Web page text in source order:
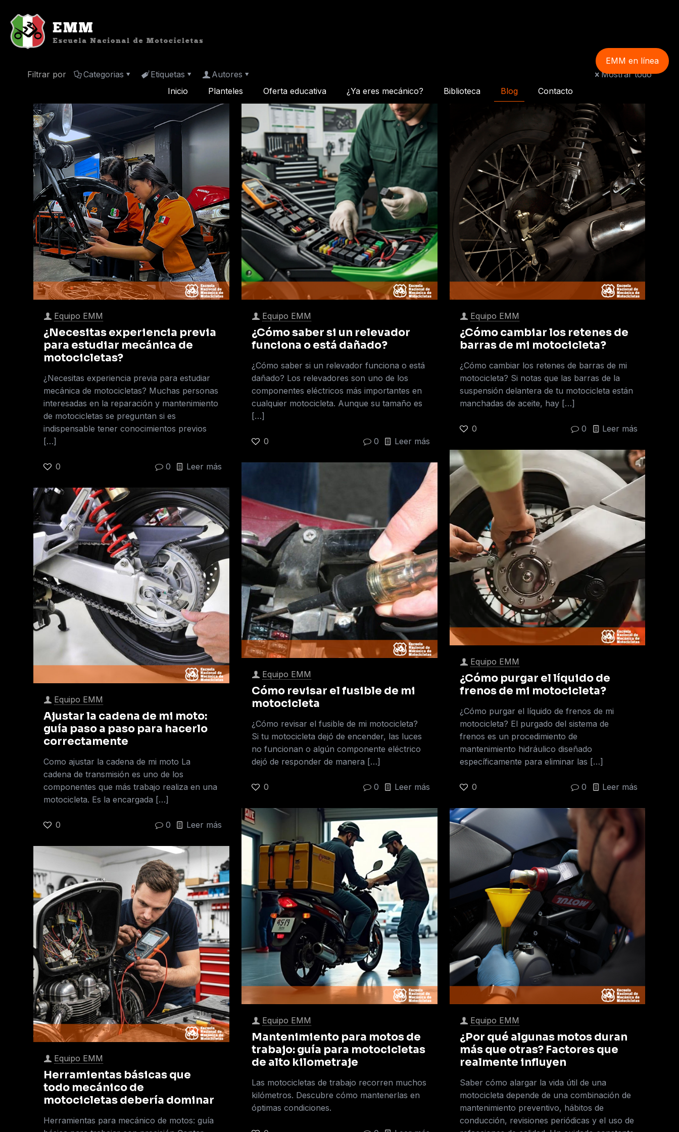
Inicio Planteles Oferta educativa ¿Ya eres mecánico? Biblioteca Blog Contacto
EMM en línea
Filtrar por
Categorias Etiquetas Autores Mostrar todo
Equipo EMM
¿Necesitas experiencia previa
para estudiar mecánica de
motocicletas?
¿Necesitas experiencia previa para estudiar
mecánica de motocicletas? Muchas personas
interesadas en la reparación y mantenimiento
de motocicletas se preguntan si es
indispensable tener conocimientos previos
[…]
0 0 Leer más
Equipo EMM
¿Cómo saber si un relevador
funciona o está dañado?
¿Cómo saber si un relevador funciona o está
dañado? Los relevadores son uno de los
componentes eléctricos más importantes en
cualquier motocicleta. Aunque su tamaño es
[…]
0 0 Leer más
Equipo EMM
¿Cómo cambiar los retenes de
barras de mi motocicleta?
¿Cómo cambiar los retenes de barras de mi
motocicleta? Si notas que las barras de la
suspensión delantera de tu motocicleta están
manchadas de aceite, hay […]
0 0 Leer más
Equipo EMM
¿Cómo purgar el líquido de
frenos de mi motocicleta?
¿Cómo purgar el líquido de frenos de mi
motocicleta? El purgado del sistema de
frenos es un procedimiento de
mantenimiento hidráulico diseñado
específicamente para eliminar las […]
0 0 Leer más
Equipo EMM
Cómo revisar el fusible de mi
motocicleta
¿Cómo revisar el fusible de mi motocicleta?
Si tu motocicleta dejó de encender, las luces
no funcionan o algún componente eléctrico
dejó de responder de manera […]
0 0 Leer más
Equipo EMM
Ajustar la cadena de mi moto:
guía paso a paso para hacerlo
correctamente
Como ajustar la cadena de mi moto La
cadena de transmisión es uno de los
componentes que más trabajo realiza en una
motocicleta. Es la encargada […]
0 0 Leer más
Equipo EMM
Mantenimiento para motos de
trabajo: guía para motocicletas
de alto kilometraje
Las motocicletas de trabajo recorren muchos
kilómetros. Descubre cómo mantenerlas en
óptimas condiciones.
Equipo EMM
¿Por qué algunas motos duran
más que otras? Factores que
realmente influyen
Saber cómo alargar la vida útil de una
motocicleta depende de una combinación de
mantenimiento preventivo, hábitos de
conducción, revisiones periódicas y el uso de
Equipo EMM
Herramientas básicas que
todo mecánico de
motocicletas debería dominar
Herramientas para mecánico de motos: guía